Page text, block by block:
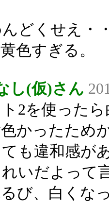
どくせえ・
色すぎる。
し(仮)さん
2を使った
かったため
も違和感が
いだよって
び、白くな